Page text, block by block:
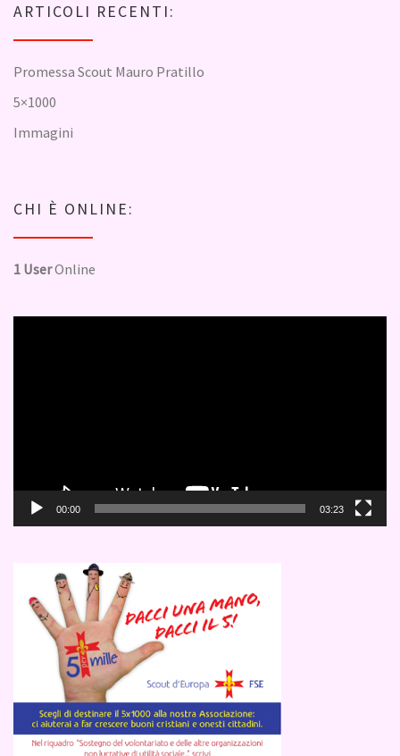
ARTICOLI RECENTI:
Promessa Scout Mauro Pratillo
5×1000
Immagini
CHI È ONLINE:
1 UserOnline
00:00 03:23